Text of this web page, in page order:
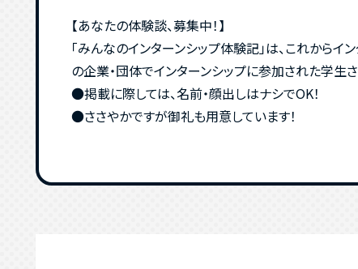
【あなたの体験談、募集中！】
「みんなのインターンシップ体験記」は、これから
の企業・団体でインターンシップに参加された学生
●掲載に際しては、名前・顔出しはナシでOK！
●ささやかですが御礼も用意しています！